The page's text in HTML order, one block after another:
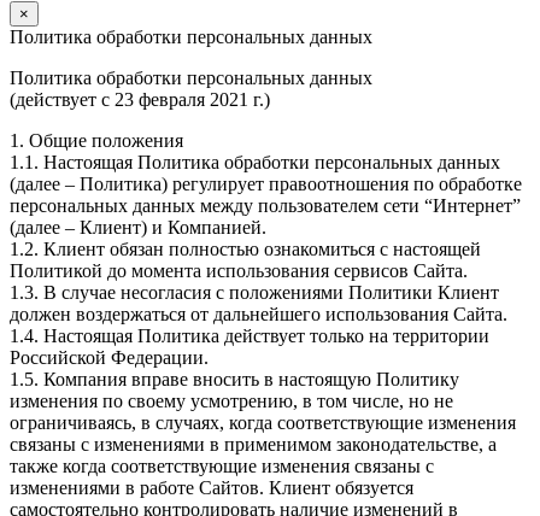
×
Политика обработки персональных данных
Политика обработки персональных данных
(действует с 23 февраля 2021 г.)
1. Общие положения
1.1. Настоящая Политика обработки персональных данных
(далее – Политика) регулирует правоотношения по обработке
персональных данных между пользователем сети “Интернет”
(далее – Клиент) и Компанией.
1.2. Клиент обязан полностью ознакомиться с настоящей
Политикой до момента использования сервисов Сайта.
1.3. В случае несогласия с положениями Политики Клиент
должен воздержаться от дальнейшего использования Сайта.
1.4. Настоящая Политика действует только на территории
Российской Федерации.
1.5. Компания вправе вносить в настоящую Политику
изменения по своему усмотрению, в том числе, но не
ограничиваясь, в случаях, когда соответствующие изменения
связаны с изменениями в применимом законодательстве, а
также когда соответствующие изменения связаны с
изменениями в работе Сайтов. Клиент обязуется
самостоятельно контролировать наличие изменений в